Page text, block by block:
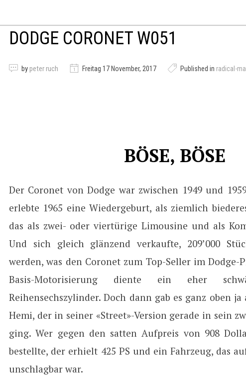
DODGE CORONET W051
by peter ruch Freitag 17 November, 2017 Published in radical-
BÖSE, BÖSE
Der Coronet von Dodge war zwischen 1949 und
erlebte 1965 eine Wiedergeburt, als ziemlich
das als zwei- oder viertürige Limousine und als
Und sich gleich glänzend verkaufte, 209’000
werden, was den Coronet zum Top-Seller im Dodge-
Basis-Motorisierung diente ein eher
Reihensechszylinder. Doch dann gab es ganz oben
Hemi, der in seiner «Street»-Version gerade in sein
ging. Wer gegen den satten Aufpreis von 908
bestellte, der erhielt 425 PS und ein Fahrzeug, das
unschlagbar war.